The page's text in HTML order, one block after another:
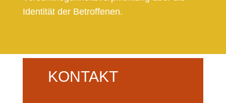
Identität der Betroffenen.
KONTAKT